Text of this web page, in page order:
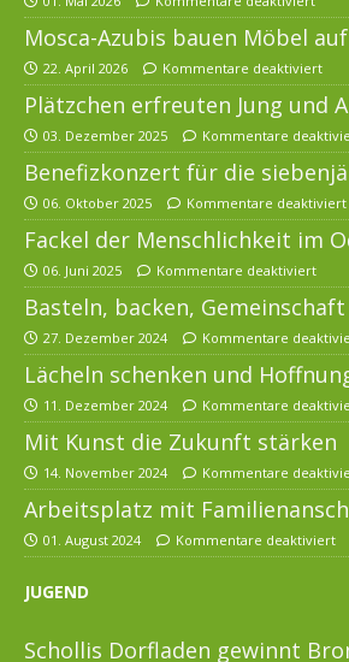
Mosca-Azubis bauen Möbel auf
22. April 2026 Kommentare deaktiviert
Plätzchen erfreuten Jung und
03. Dezember 2025 Kommentare
Benefizkonzert für die
06. Oktober 2025 Kommentare deaktiviert
Fackel der Menschlichkeit im
06. Juni 2025 Kommentare deaktiviert
Basteln, backen,
27. Dezember 2024 Kommentare
Lächeln schenken und
11. Dezember 2024 Kommentare
Mit Kunst die Zukunft stärken
14. November 2024 Kommentare
Arbeitsplatz mit
01. August 2024 Kommentare deaktiviert
JUGEND
Schollis Dorfladen gewinnt